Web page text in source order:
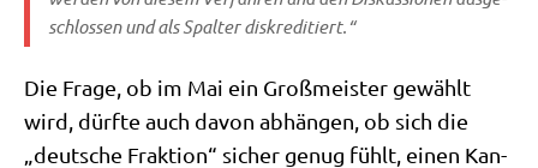
schlos­sen und als Spal­ter diskreditiert.“
Die Fra­ge, ob im Mai ein Groß­mei­ster gewählt
wird, dürf­te auch davon abhän­gen, ob sich die
„deut­sche Frak­ti­on“ sicher genug fühlt, einen Kan­